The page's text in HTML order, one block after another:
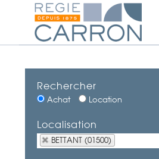
Rechercher
Achat Location
Localisation
BETTANT (01500)